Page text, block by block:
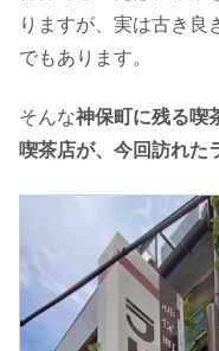
りますが、実は古き良
でもあります。
そんな神保町に残る喫
喫茶店が、今回訪れた